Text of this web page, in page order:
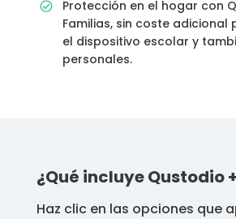
Protección en el hogar con
Familias, sin coste adicional
el dispositivo escolar y
personales.
¿Qué incluye Qustodio
Haz clic en las opciones que